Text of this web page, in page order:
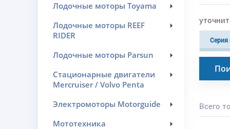
Лодочные моторы Toyama
Лодочные моторы REEF
RIDER
Лодочные моторы Parsun
Стационарные двигатели
Mercruiser / Volvo Penta
Электромоторы Motorguide
Мототехника
Серия
Всего